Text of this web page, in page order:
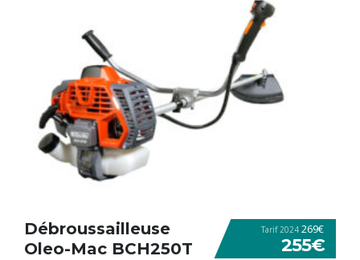
Tarif 2024 269€
255€
Débroussailleuse
Oleo-Mac BCH250T